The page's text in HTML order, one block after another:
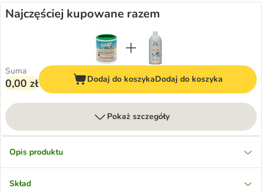
Najczęściej kupowane razem
Suma
0,00 zł Dodaj do koszykaDodaj do koszyka
Pokaż szczegóły
Opis produktu
Skład